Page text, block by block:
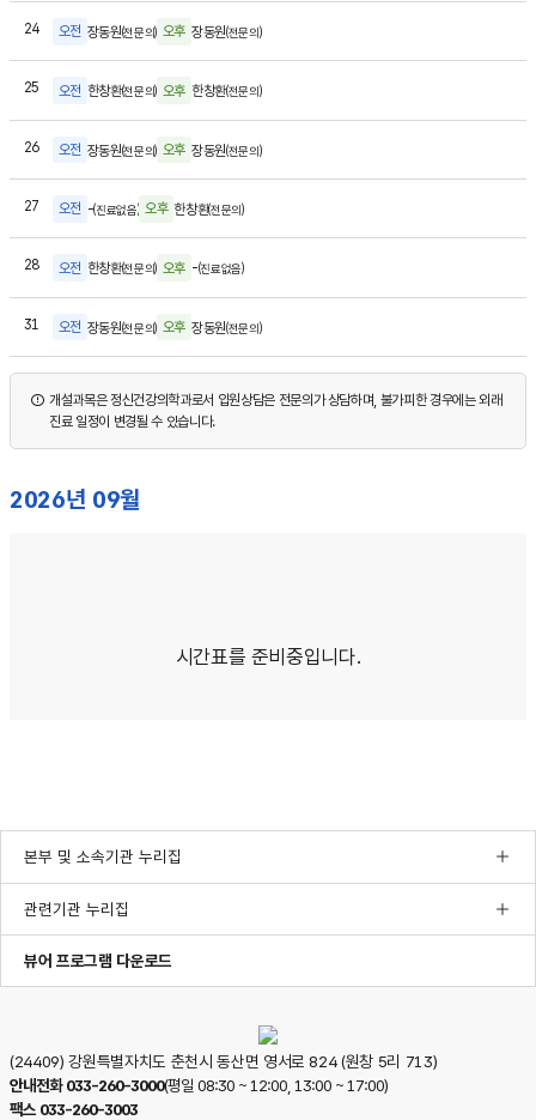
24월요일
오전 장동원(전문의) 오후 장동원(전문의)
25 화요일
오전 한창환(전문의) 오후 한창환(전문의)
26수요일
오전 장동원(전문의) 오후 장동원(전문의)
27 목요일
오전 -(진료없음) 오후 한창환(전문의)
28금요일
오전 한창환(전문의) 오후 -(진료없음)
31 월요일
오전 장동원(전문의) 오후 장동원(전문의)
개설과목은 정신건강의학과로서 입원상담은 전문의가 상담하며, 불가피한 경우에는 외래
진료 일정이 변경될 수 있습니다.
2026년 09월
시간표를 준비중입니다.
본부 및 소속기관 누리집
관련기관 누리집
뷰어 프로그램 다운로드
(24409) 강원특별자치도 춘천시 동산면 영서로 824 (원창 5리 713)
안내전화033-260-3000(평일 08:30 ~ 12:00, 13:00 ~ 17:00)
팩스 033-260-3003